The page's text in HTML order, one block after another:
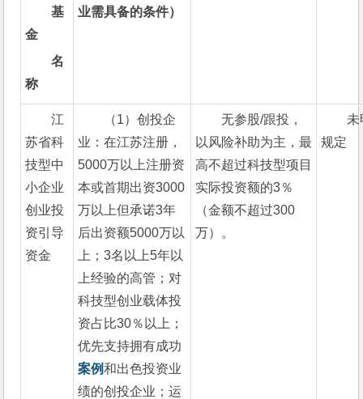
基
金
名
称
业需具备的条件）
江
苏省科
技型中
小企业
创业投
资引导
资金
（1）创投企
业：在江苏注册，
5000万以上注册资
本或首期出资3000
万以上但承诺3年
后出资额5000万以
上；3名以上5年以
上经验的高管；对
科技型创业载体投
资占比30％以上；
优先支持拥有成功
案例和出色投资业
绩的创投企业；运
无参股/跟投，
以风险补助为主，最
高不超过科技型项目
实际投资额的3％
（金额不超过300
万）。
未
规定